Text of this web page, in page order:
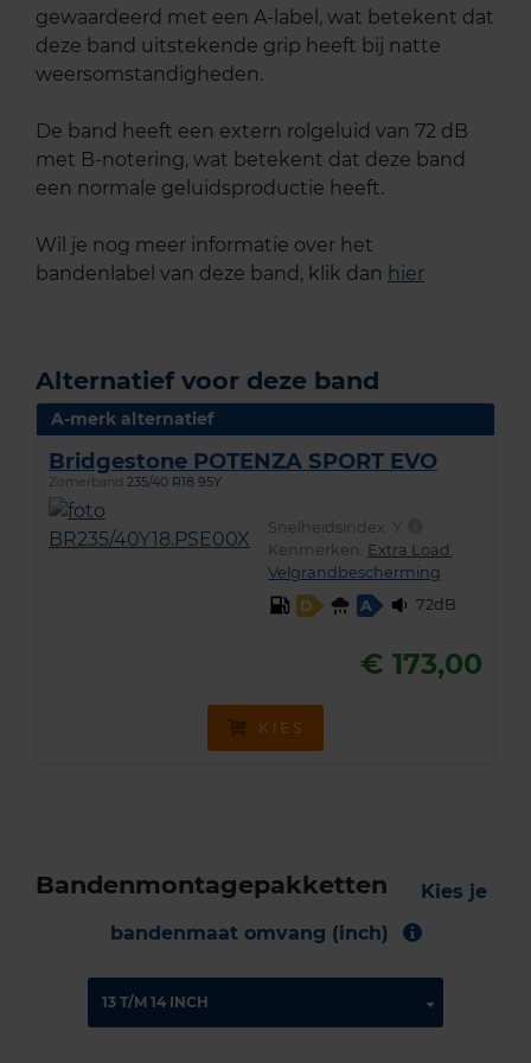
gewaardeerd met een A-label, wat betekent dat
deze band uitstekende grip heeft bij natte
weersomstandigheden.
De band heeft een extern rolgeluid van 72 dB
met B-notering, wat betekent dat deze band
een normale geluidsproductie heeft.
Wil je nog meer informatie over het
bandenlabel van deze band, klik dan hier
Alternatief voor deze band
A-merk alternatief
Bridgestone POTENZA SPORT EVO
Zomerband 235/40 R18 95Y
Snelheidsindex: Y
Kenmerken: Extra Load
Velgrandbescherming
D
A 72dB
€ 173,00
KIES
Bandenmontagepakketten
Kies je
bandenmaat omvang (inch)